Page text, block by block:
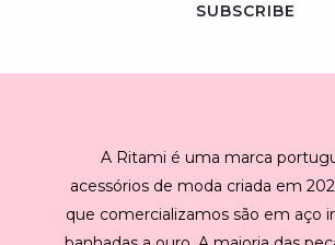
SUBSCRIBE
A Ritami é uma marca
acessórios de moda criada em
que comercializamos são em aço